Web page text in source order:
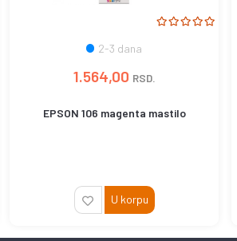
2-3 dana
1.564,00 RSD.
EPSON 106 magenta mastilo
U korpu